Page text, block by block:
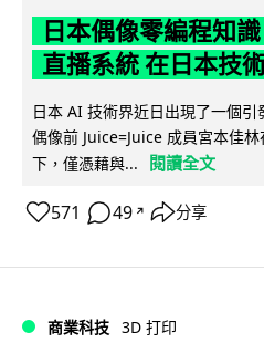
日本偶像零編程知
直播系統 在日本技
日本 AI 技術界近日出現了一個
偶像前 Juice=Juice 成員宮本佳
下，僅憑藉與...
閱讀全文
571 49 ↗ 分享
商業科技 3D 打印